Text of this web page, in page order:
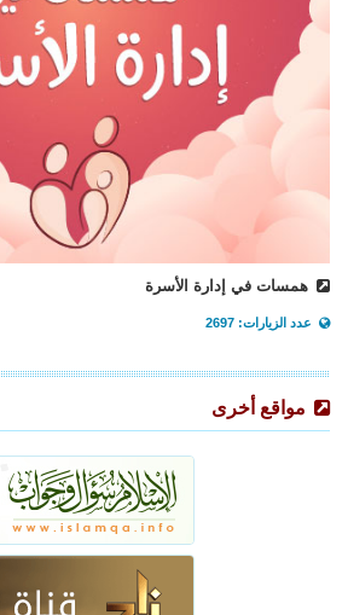
همسات في إدارة الأسرة
عدد الزيارات: 2697
مواقع أخرى